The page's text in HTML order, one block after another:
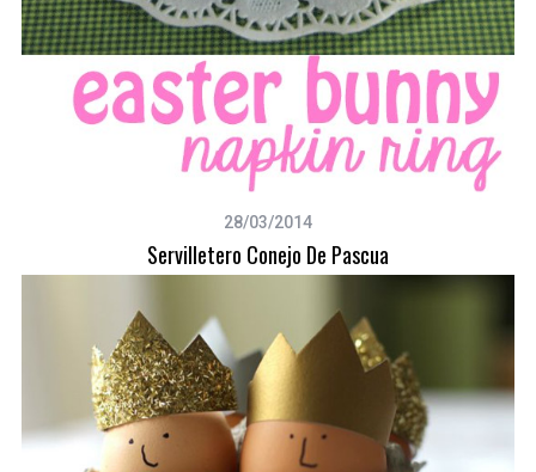
28/03/2014
Servilletero Conejo De Pascua
S
e
a